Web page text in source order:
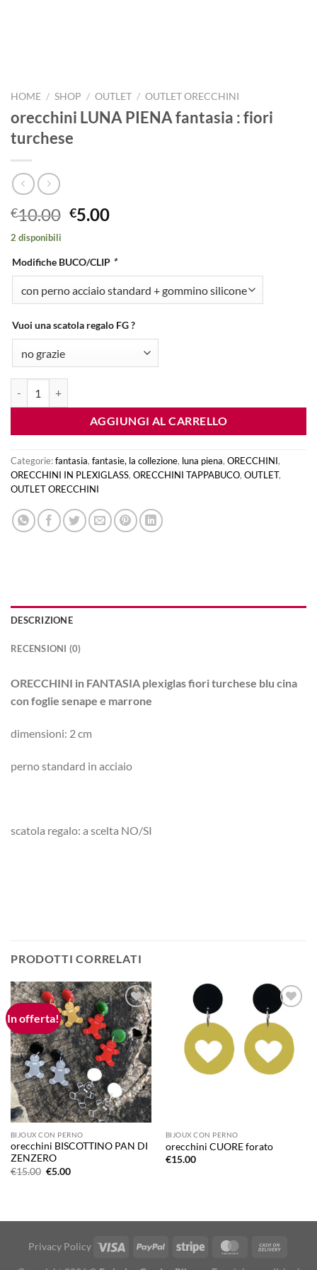
HOME / SHOP / OUTLET / OUTLET ORECCHINI
orecchini LUNA PIENA fantasia : fiori
turchese
€10.00 Il
era:
€10.00.
€5.00Il
è:
€5.00.
2 disponibili
Modifiche BUCO/CLIP *
Vuoi una scatola regalo FG ?
AGGIUNGI AL CARRELLO
Categorie:fantasia, fantasie, la collezione, luna piena, ORECCHINI,
ORECCHINI IN PLEXIGLASS, ORECCHINI TAPPABUCO, OUTLET,
OUTLET ORECCHINI
DESCRIZIONE
RECENSIONI (0)
ORECCHINI in FANTASIA plexiglas fiori turchese blu cina
con foglie senape e marrone
dimensioni: 2 cm
perno standard in acciaio
scatola regalo: a scelta NO/SI
PRODOTTI CORRELATI
In offerta!
Aggiungi
alla lista
dei
desideri
BIJOUX CON PERNO
orecchini BISCOTTINO PAN DI
ZENZERO
€15.00 Il
€5.00Il
Aggiungi
alla lista
desideri
BIJOUX CON PERNO
orecchini CUORE forato
€15.00
Privacy Policy Visa PayPal Stripe MasterCard